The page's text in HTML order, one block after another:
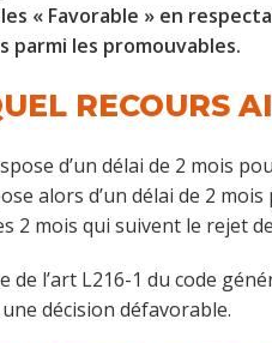
« Favorable » en
les promouvables.
RECOURS
d’un délai de 2 mois
alors d’un délai de 2
mois qui suivent le rejet
l’art L216-1 du code
décision défavorable.